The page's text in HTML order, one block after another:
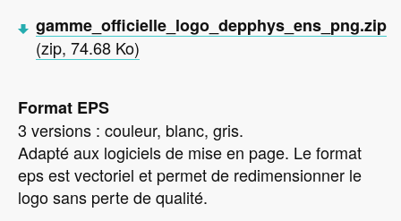
gamme_officielle_logo_depphys_ens_png.zip
(zip, 74.68 Ko)
Format EPS
3 versions : couleur, blanc, gris.
Adapté aux logiciels de mise en page. Le format
eps est vectoriel et permet de redimensionner le
logo sans perte de qualité.